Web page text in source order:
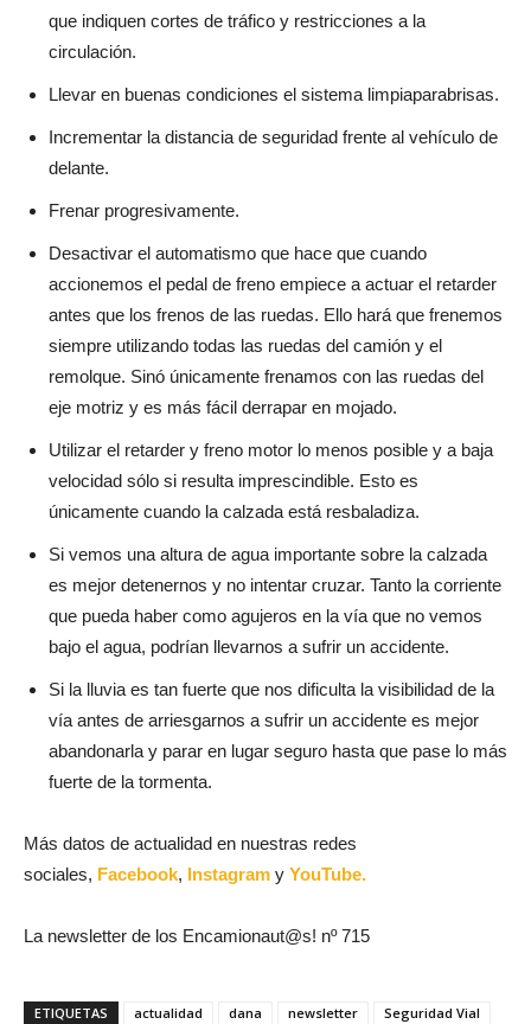
que indiquen cortes de tráfico y restricciones a la
circulación.
Llevar en buenas condiciones el sistema limpiaparabrisas.
Incrementar la distancia de seguridad frente al vehículo de
delante.
Frenar progresivamente.
Desactivar el automatismo que hace que cuando
accionemos el pedal de freno empiece a actuar el retarder
antes que los frenos de las ruedas. Ello hará que frenemos
siempre utilizando todas las ruedas del camión y el
remolque. Sinó únicamente frenamos con las ruedas del
eje motriz y es más fácil derrapar en mojado.
Utilizar el retarder y freno motor lo menos posible y a baja
velocidad sólo si resulta imprescindible. Esto es
únicamente cuando la calzada está resbaladiza.
Si vemos una altura de agua importante sobre la calzada
es mejor detenernos y no intentar cruzar. Tanto la corriente
que pueda haber como agujeros en la vía que no vemos
bajo el agua, podrían llevarnos a sufrir un accidente.
Si la lluvia es tan fuerte que nos dificulta la visibilidad de la
vía antes de arriesgarnos a sufrir un accidente es mejor
abandonarla y parar en lugar seguro hasta que pase lo más
fuerte de la tormenta.
Más datos de actualidad en nuestras redes
sociales, Facebook, Instagram y YouTube.
La newsletter de los Encamionaut@s! nº 715
ETIQUETAS actualidad dana newsletter
Seguridad Vial